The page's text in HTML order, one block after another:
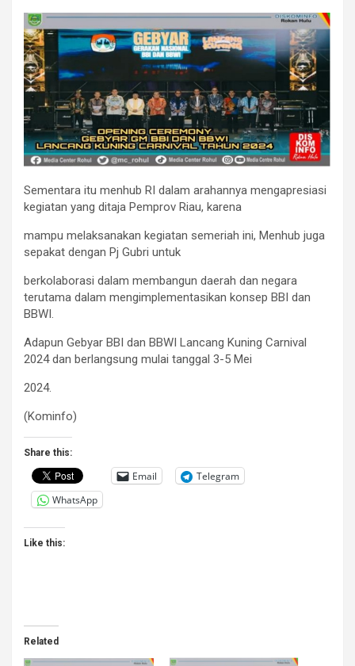
Sementara itu menhub RI dalam arahannya mengapresiasi
kegiatan yang ditaja Pemprov Riau, karena
mampu melaksanakan kegiatan semeriah ini, Menhub juga
sepakat dengan Pj Gubri untuk
berkolaborasi dalam membangun daerah dan negara
terutama dalam mengimplementasikan konsep BBI dan
BBWI.
Adapun Gebyar BBI dan BBWI Lancang Kuning Carnival
2024 dan berlangsung mulai tanggal 3-5 Mei
2024.
(Kominfo)
Share this:
Email
Telegram
WhatsApp
Like this:
Related